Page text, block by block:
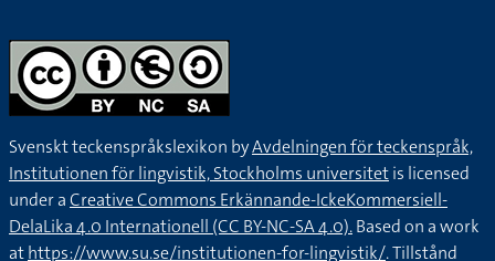
Svenskt teckenspråkslexikon byAvdelningen för teckenspråk,
Institutionen för lingvistik, Stockholms universitetis licensed
under aCreative Commons Erkännande-IckeKommersiell-
DelaLika 4.0 Internationell (CC BY-NC-SA 4.0).Based on a work
athttps://www.su.se/institutionen-for-lingvistik/. Tillstånd